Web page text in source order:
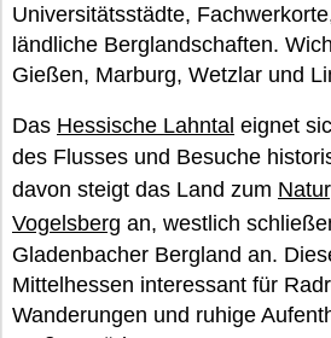
Universitätsstädte,
ländliche Berglandschaften.
Gießen, Marburg, Wetzlar und
Das Hessische Lahntal eignet
des Flusses und Besuche
davon steigt das Land zum
Vogelsberg an, westlich
Gladenbacher Bergland an.
Mittelhessen interessant für
Wanderungen und ruhige